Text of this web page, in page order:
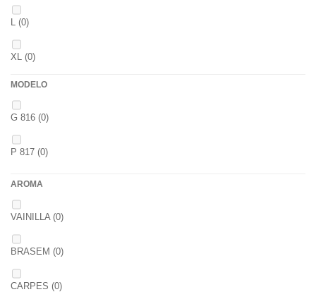
44(0)
7 GR
12+4
20+10 (0)
2,6 (0)
(0)
1(0)
1,5
2,3
L (0)
XL (0)
XXL(0)
(0)
(0)
MODELO
G 816 (0)
P 817 (0)
AROMA
VAINILLA (0)
BRASEM (0)
CARPES (0)